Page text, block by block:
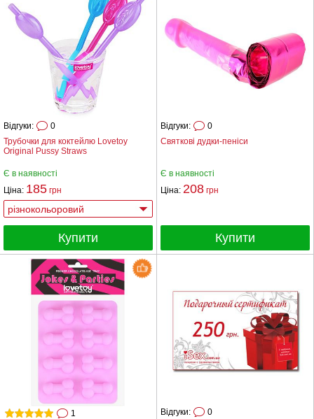
Трубочки для коктейлю Lovetoy
Original Pussy Straws
Відгуки: 0
Є в наявності
Ціна: 185 грн
Купити
Святкові дудки-пеніси
Відгуки: 0
Є в наявності
Ціна: 208 грн
Купити
1 Відгуки: 0